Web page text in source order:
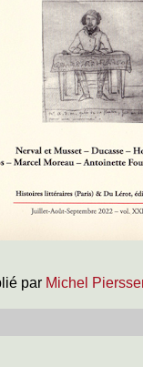
par Michel